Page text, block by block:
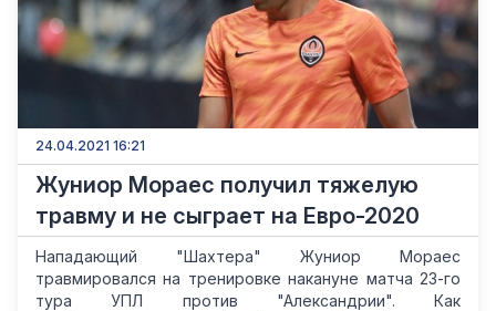
24.04.2021 16:21
Жуниор Мораес получил тяжелую
травму и не сыграет на Евро-2020
Нападающий "Шахтера" Жуниор Мораес
травмировался на тренировке накануне матча 23-го
тура УПЛ против "Александрии". Как